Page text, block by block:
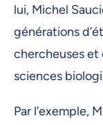
lui, Michel
générations
chercheuses et
sciences
Par l’exemple,